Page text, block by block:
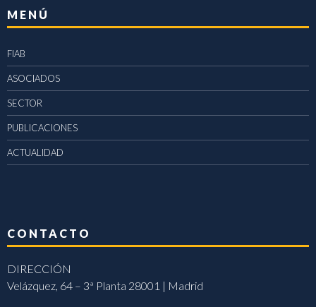
MENÚ
FIAB
ASOCIADOS
SECTOR
PUBLICACIONES
ACTUALIDAD
CONTACTO
DIRECCIÓN
Velázquez, 64 – 3ª Planta 28001 | Madrid